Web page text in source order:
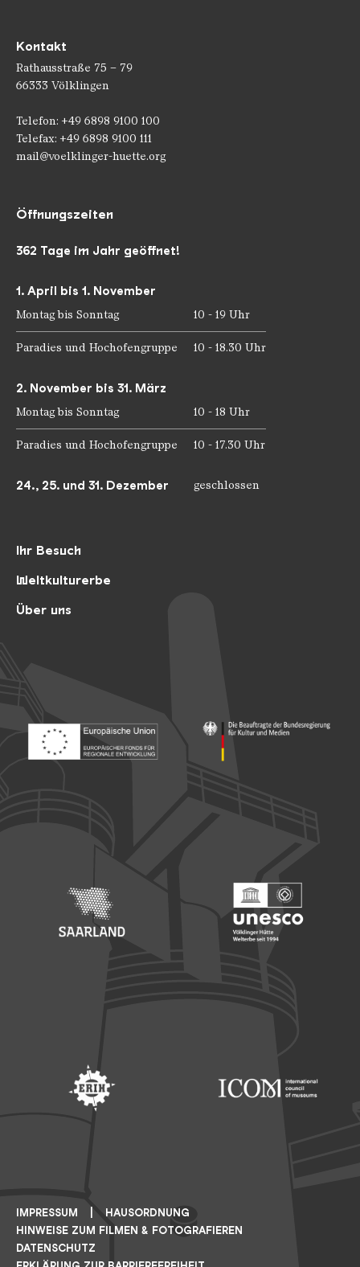
Kontakt
Rathausstraße 75 – 79
66333 Völklingen
Telefon: +49 6898 9100 100
Telefax: +49 6898 9100 111
mail@voelklinger-huette.org
Ihr Besuch
Weltkulturerbe
Über uns
Öffnungszeiten
362 Tage im Jahr geöffnet!
1. April bis 1. November
Montag bis Sonntag 10 - 19 Uhr
Paradies und Hochofengruppe 10 - 18.30 Uhr
2. November bis 31. März
Montag bis Sonntag 10 - 18 Uhr
Paradies und Hochofengruppe 10 - 17.30 Uhr
24., 25. und 31. Dezember geschlossen
IMPRESSUM
HAUSORDNUNG
HINWEISE ZUM FILMEN & FOTOGRAFIEREN
DATENSCHUTZ